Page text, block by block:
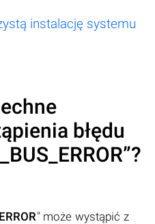
instalację systemu
błędu
”?
" może wystąpić z